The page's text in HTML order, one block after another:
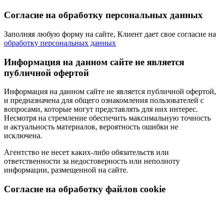
Согласие на обработку персональных данных
Заполняя любую форму на сайте, Клиент дает свое согласие на
обработку персональных данных
Информация на данном сайте не является
публичной офертой
Информация на данном сайте не является публичной офертой,
и предназначена для общего ознакомления пользователей с
вопросами, которые могут представлять для них интерес.
Несмотря на стремление обеспечить максимальную точность
и актуальность материалов, вероятность ошибки не
исключена.
Агентство не несет каких-либо обязательств или
ответственности за недостоверность или неполноту
информации, размещенной на сайте.
Cогласие на обработку файлов cookie